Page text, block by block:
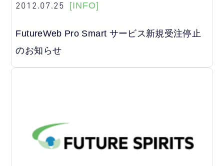
2012.07.25 [INFO]
FutureWeb Pro Smart サービス新規受注停止
のお知らせ